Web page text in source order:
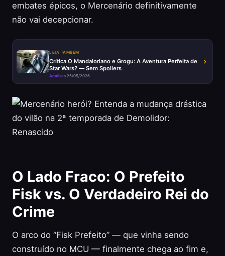
embates épicos, o Mercenário definitivamente
não vai decepcionar.
LEIA TAMBÉM
Crítica O Mandaloriano e Grogu: A Aventura Perfeita de
Star Wars? — Sem Spoilers
Analises·25/05/2026
O Lado Fraco: O Prefeito
Fisk vs. O Verdadeiro Rei do
Crime
O arco do “Fisk Prefeito” — que vinha sendo
construído no MCU — finalmente chega ao fim e,